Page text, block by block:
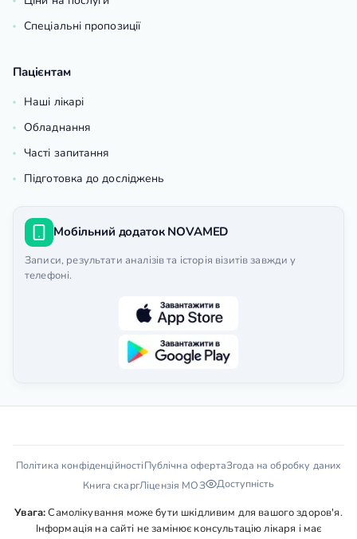
Спеціальні пропозиції
Пацієнтам
Наші лікарі
Обладнання
Часті запитання
Підготовка до досліджень
Мобільний додаток NOVAMED
Записи, результати аналізів та історія візитів завжди у
телефоні.
Політика конфіденційностіПублічна офертаЗгода на обробку даних
Книга скаргЛіцензія МОЗ Доступність
Увага:Самолікування може бути шкідливим для вашого здоров'я.
Інформація на сайті не замінює консультацію лікаря і має